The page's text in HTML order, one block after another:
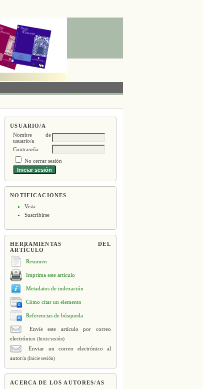
USUARIO/A
Nombre de
usuario/a
Contraseña
No cerrar sesión
NOTIFICACIONES
Vista
Suscribirse
HERRAMIENTAS DEL
ARTÍCULO
Resumen
Imprima este artículo
Metadatos de indexación
Cómo citar un elemento
Referencias de búsqueda
Envíe este artículo por correo
electrónico(Inicie sesión)
Enviar un correo electrónico al
autor/a(Inicie sesión)
ACERCA DE LOS AUTORES/AS